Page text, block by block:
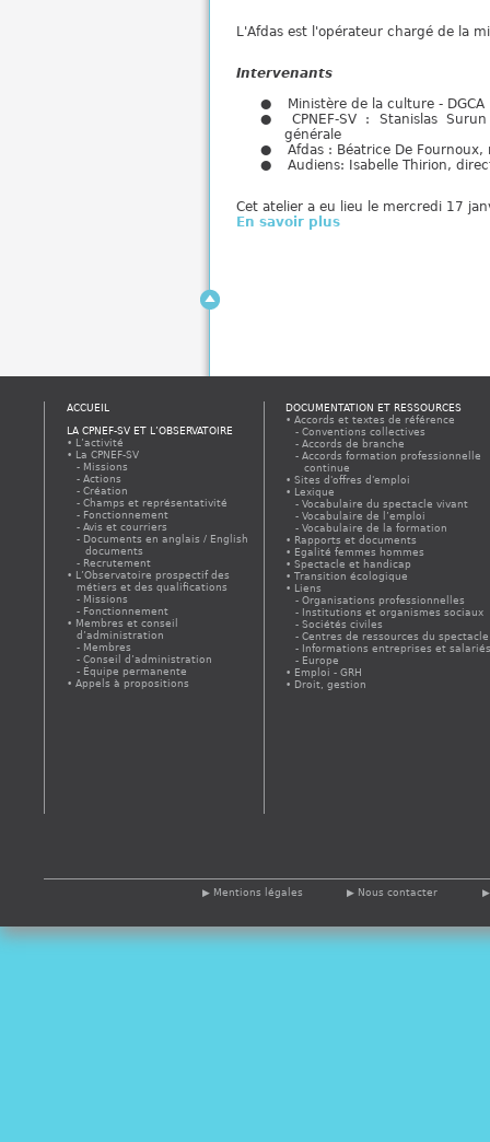
L'Afdas est l'opérateur chargé de la
Intervenants
Ministère de la culture -
CPNEF-SV : Stanislas
générale
Afdas : Béatrice De
Audiens: Isabelle Thirion,
Cet atelier a eu lieu le mercredi 17
En savoir plus
ACCUEIL
LA CPNEF-SV ET L’OBSERVATOIRE
L’activité
La CPNEF-SV
Missions
Actions
Création
Champs et représentativité
Fonctionnement
Avis et courriers
Documents en anglais / English
documents
Recrutement
L’Observatoire prospectif des
métiers et des qualifications
Missions
Fonctionnement
Membres et conseil
d’administration
Membres
Conseil d’administration
Équipe permanente
Appels à propositions
DOCUMENTATION ET RESSOURCES
Accords et textes de référence
Conventions collectives
Accords de branche
Accords formation professionnelle
continue
Sites d'offres d'emploi
Lexique
Vocabulaire du spectacle vivant
Vocabulaire de l’emploi
Vocabulaire de la formation
Rapports et documents
Egalité femmes hommes
Spectacle et handicap
Transition écologique
Liens
Organisations professionnelles
Institutions et organismes sociaux
Sociétés civiles
Centres de ressources du spectacle
Informations entreprises et
Europe
Emploi - GRH
Droit, gestion
Mentions légales Nous contacter